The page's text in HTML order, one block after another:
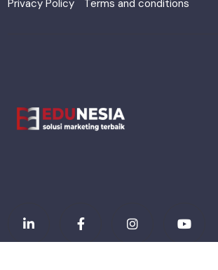
Privacy Policy
Terms and conditions